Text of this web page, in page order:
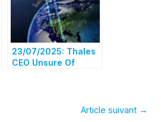
23/07/2025: Thales
CEO Unsure Of
Article suivant →